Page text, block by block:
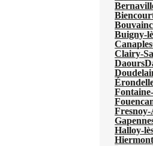
Buigny-
Canaples
Clairy-
Daours
Halloy-